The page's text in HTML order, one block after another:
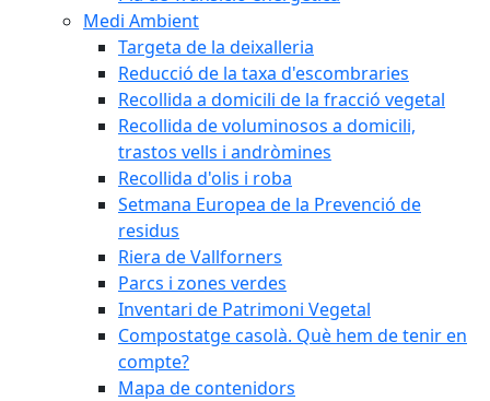
Medi Ambient
Targeta de la deixalleria
Reducció de la taxa d'escombraries
Recollida a domicili de la fracció vegetal
Recollida de voluminosos a domicili,
trastos vells i andròmines
Recollida d'olis i roba
Setmana Europea de la Prevenció de
residus
Riera de Vallforners
Parcs i zones verdes
Inventari de Patrimoni Vegetal
Compostatge casolà. Què hem de tenir en
compte?
Mapa de contenidors